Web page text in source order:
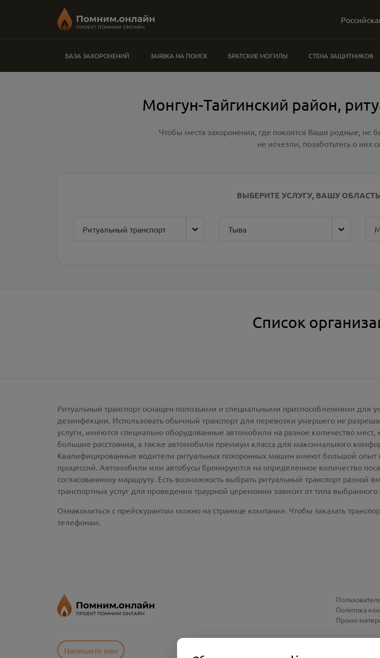
БАЗА ЗАХОРОНЕНИЙ ЗАЯВКА НА ПОИСК БРАТСКИЕ МОГИЛЫ СТЕНА ЗАЩИТНИКОВ
Монгун-Тайгинский район,
Чтобы места захоронения, где покоятся Ваши родные,
не исчезли, позаботьтесь о них
ВЫБЕРИТЕ УСЛУГУ, ВАШУ
Ритуальный транспорт Тыва
Список
Ритуальный транспорт оснащен полозьями и специальными приспособлениями для
дезинфекции. Использовать обычный транспорт для перевозки умершего не
услуги, имеются специально оборудованные автомобили на разное количество
большие расстояния, а также автомобили премиум класса для максимального
Квалифицированные водители ритуальных похоронных машин имеют большой опыт
процессий. Автомобили или автобусы бронируются на определенное количество
согласованному маршруту. Есть возможность выбрать ритуальный транспорт разной
транспортных услуг для проведения траурной церемонии зависит от типа
Ознакомиться с прейскурантом можно на странице компании. Чтобы заказать
телефонам.
Напишите нам
Политика
Промо-